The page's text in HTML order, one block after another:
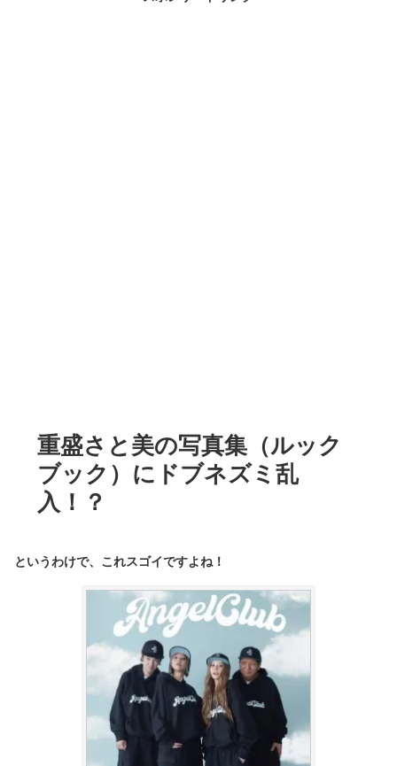
重盛さと美の写真集（ルック
ブック）にドブネズミ乱
入！？
というわけで、これスゴイですよね！